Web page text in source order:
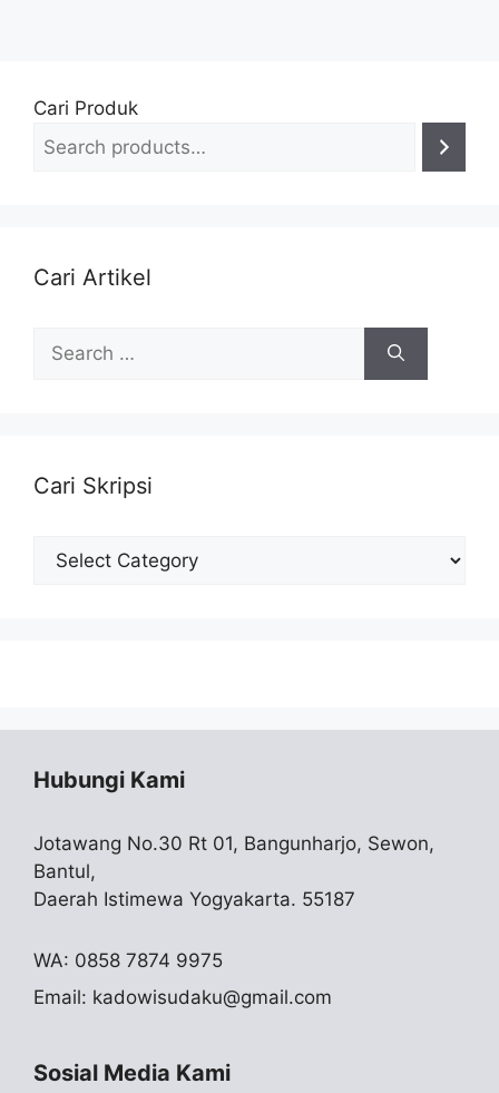
Cari Produk
Cari Artikel
for:
Cari Skripsi
Cari
Skripsi
Hubungi Kami
Jotawang No.30 Rt 01, Bangunharjo, Sewon,
Bantul,
Daerah Istimewa Yogyakarta. 55187
WA: 0858 7874 9975
Email: kadowisudaku@gmail.com
Sosial Media Kami